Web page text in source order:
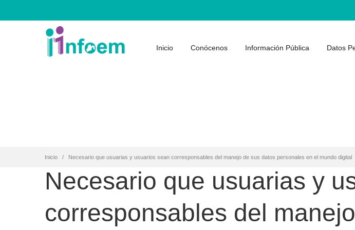
Inicio Conócenos Información Pública Datos
Inicio Necesario que usuarias y usuarios sean corresponsables del manejo de sus datos personales en el mundo digital
Necesario que usuarias y
corresponsables del